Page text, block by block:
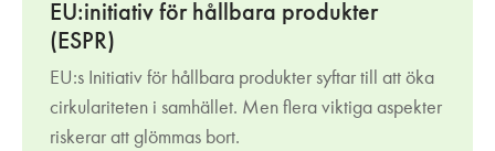
EU:initiativ för hållbara produkter
(ESPR)
EU:s Initiativ för hållbara produkter syftar till att öka
cirkulariteten i samhället. Men flera viktiga aspekter
riskerar att glömmas bort.